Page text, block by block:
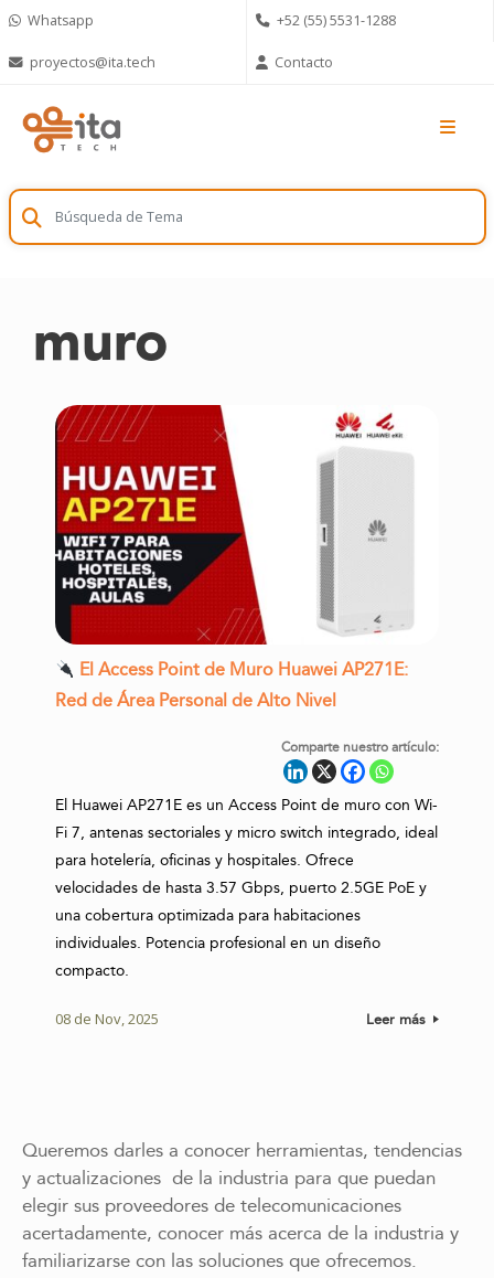
Whatsapp +52 (55) 5531-1288
proyectos@ita.tech Contacto
muro
El Access Point de Muro Huawei AP271E:
Red de Área Personal de Alto Nivel
Comparte nuestro artículo:
El Huawei AP271E es un Access Point de muro con Wi-
Fi 7, antenas sectoriales y micro switch integrado, ideal
para hotelería, oficinas y hospitales. Ofrece
velocidades de hasta 3.57 Gbps, puerto 2.5GE PoE y
una cobertura optimizada para habitaciones
individuales. Potencia profesional en un diseño
compacto.
08 de Nov, 2025 Leer más
Queremos darles a conocer herramientas, tendencias
y actualizaciones de la industria para que puedan
elegir sus proveedores de telecomunicaciones
acertadamente, conocer más acerca de la industria y
familiarizarse con las soluciones que ofrecemos.